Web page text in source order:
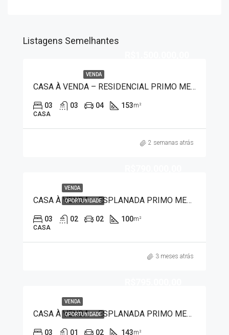
Listagens Semelhantes
VENDA
CASA À VENDA – RESIDENCIAL PRIMO MENEGUETTI II
03 03 04 153m²
CASA
2 semanas atrás
VENDA
OPORTUNIDADE CASA À VENDA – ESPLANADA PRIMO MENEGHETTI II 1292
03 02 02 100m²
CASA
3 meses atrás
VENDA
OPORTUNIDADE CASA À VENDA – ESPLANADA PRIMO MENEGHETTI II 90019
03 01 02 143m²